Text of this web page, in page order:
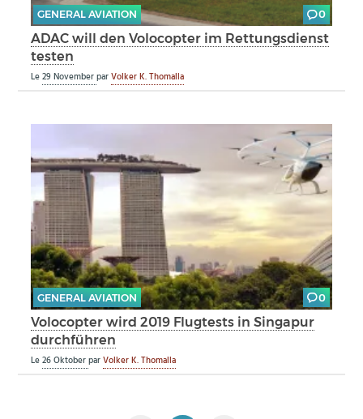
GENERAL AVIATION 0
ADAC will den Volocopter im Rettungsdienst
testen
Le29 NovemberparVolker K. Thomalla
GENERAL AVIATION 0
Volocopter wird 2019 Flugtests in Singapur
durchführen
Le26 OktoberparVolker K. Thomalla